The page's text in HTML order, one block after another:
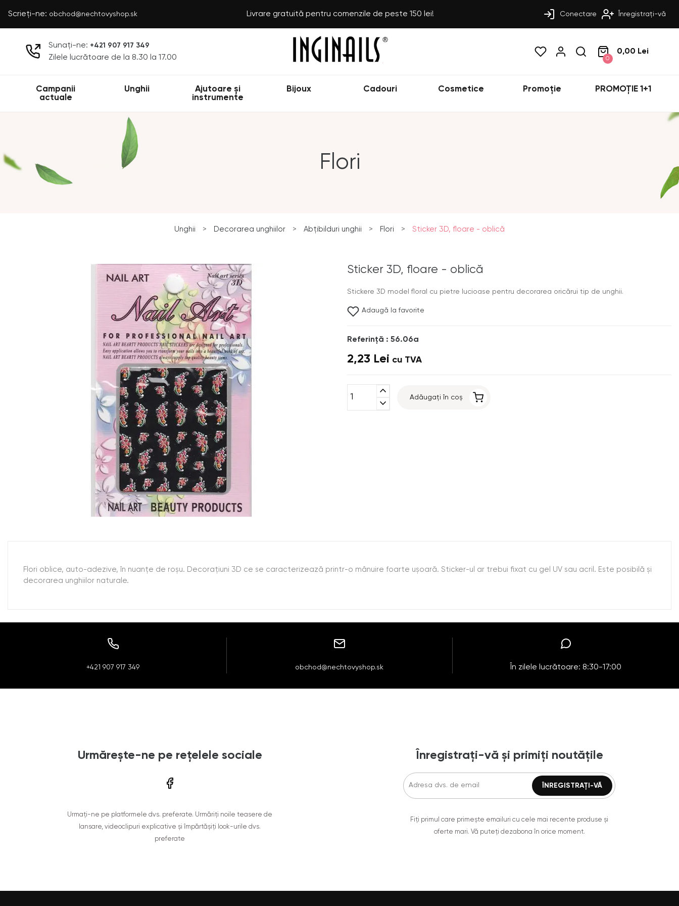
Scrieți-ne: obchod@nechtovyshop.sk Livrare gratuită pentru comenzile de peste 150 lei! Conectare Înregistrați-vă
Sunați-ne: +421 907 917 349
Zilele lucrătoare de la 8.30 la 17.00 0
0,00 Lei
Campanii
actuale
Unghii
Ajutoare și
instrumente
Bijoux Cadouri Cosmetice Promoție PROMOȚIE 1+1
Flori
Unghii > Decorarea unghiilor > Abțibilduri unghii > Flori > Sticker 3D, floare - oblică
Sticker 3D, floare - oblică
Stickere 3D model floral cu pietre lucioase pentru decorarea oricărui tip de unghii.
Adaugă la favorite
Referinţă : 56.06a
2,23 Lei cu TVA
expand_less
expand_more
Adăugați în coș
Flori oblice, auto-adezive, în nuanţe de roşu. Decoraţiuni 3D ce se caracterizează printr-o mânuire foarte uşoară. Sticker-ul ar trebui fixat cu gel UV sau acril. Este posibilă şi
decorarea unghiilor naturale.
+421 907 917 349 obchod@nechtovyshop.sk În zilele lucrătoare: 8:30-17:00
Urmărește-ne pe rețelele sociale
Urmați-ne pe platformele dvs. preferate. Urmăriți noile teasere de
lansare, videoclipuri explicative și împărtășiți look-urile dvs.
preferate
Înregistrați-vă și primiți noutățile
Fiți primul care primește emailuri cu cele mai recente produse și
oferte mari. Vă puteți dezabona în orice moment.